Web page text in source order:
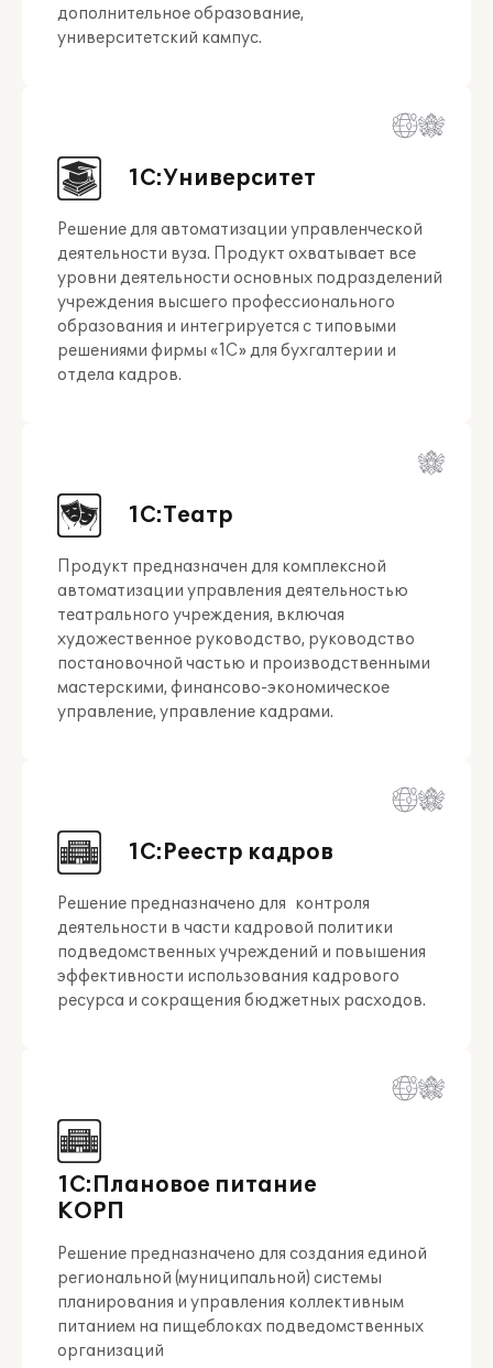
дополнительное образование,
университетский кампус.
1С:Университет
Решение для автоматизации управленческой
деятельности вуза. Продукт охватывает все
уровни деятельности основных подразделений
учреждения высшего профессионального
образования и интегрируется с типовыми
решениями фирмы «1С» для бухгалтерии и
отдела кадров.
1С:Театр
Продукт предназначен для комплексной
автоматизации управления деятельностью
театрального учреждения, включая
художественное руководство, руководство
постановочной частью и производственными
мастерскими, финансово-экономическое
управление, управление кадрами.
1С:Реестр кадров
Решение предназначено для контроля
деятельности в части кадровой политики
подведомственных учреждений и повышения
эффективности использования кадрового
ресурса и сокращения бюджетных расходов.
1С:Плановое питание
КОРП
Решение предназначено для создания единой
региональной (муниципальной) системы
планирования и управления коллективным
питанием на пищеблоках подведомственных
организаций